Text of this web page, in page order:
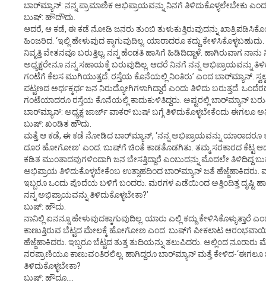
ಬಾರ್‌ಮ್ಯಾನ್: ನನ್ನ ಪ್ರಾಮಾಣಿಕ ಅಭಿಪ್ರಾಯವನ್ನು ನಿನಗೆ ತಿಳಿದುಕೊಳ್ಳಲೇಬೇಕು
ಬುಷ್: ಹೌದೌದು.
ಆದರೆ, ಆ ಕಡೆ, ಈ ಕಡೆ ನೋಡಿ ಜನರು ತುಂಬಿ ತುಳುಕುತ್ತಿರುವುದನ್ನು
ಹಿಂಜರಿದ. ‘ಇಲ್ಲಿ ಹೇಳುವುದ ಕ್ಕಾಗುವುದಿಲ್ಲ. ಯಾರಾದರೂ ಕದ್ದು
ನಿವೃತ್ತಿ ವೇತನವೂ ಬರುತ್ತಿಲ್ಲ, ನನ್ನ ಹೆಂಡತಿ ಹಾಸಿಗೆ ಹಿಡಿದಿದ್ದಾಳೆ. ಹಾಗಿರುವಾಗ
ಅಧ್ಯಕ್ಷರೇನೂ ನನ್ನ ಸಹಾಯಕ್ಕೆ ಬರುವುದಿಲ್ಲ. ಆದರೆ ನಿನಗೆ ನನ್ನ ಅಭಿಪ್ರಾಯವನ್ನು
ಗಂಟೆಗೆ ಕೆಲಸ ಮುಗಿಯುತ್ತದೆ. ರಸ್ತೆಯ ಕೊನೆಯಲ್ಲಿ ನಿಂತಿರು’ ಎಂದ ಬಾರ್‌ಮ್ಯಾನ್.
ಪಟ್ಟಣದ ಅರ್ಧಕ್ಕರ್ಧ ಜನ ನಿರುದ್ಯೋಗಿಗಳಾಗಿದ್ದಾರೆ ಎಂದು ತಿಳಿದು ಬರುತ್ತದೆ.
ಗಂಟೆಯಾದರೂ ರಸ್ತೆಯ ಕೊನೆಯಲ್ಲಿ ಕಾದುಕುಳಿತಿದ್ದರು. ಅಷ್ಟರಲ್ಲಿ ಬಾರ್‌ಮ್ಯಾನ್
ಬಾರ್‌ಮ್ಯಾನ್: ಅಧ್ಯಕ್ಷ ಜಾರ್ಜ್ ವಾಕರ್ ಬುಷ್ ಬಗ್ಗೆ ತಿಳಿದುಕೊಳ್ಳಬೇಕೆಂದು ಈಗಲೂ
ಬುಷ್: ಖಂಡಿತ ಹೌದು.
ಮತ್ತೆ ಆ ಕಡೆ, ಈ ಕಡೆ ನೋಡಿದ ಬಾರ್‌ಮ್ಯಾನ್, ‘ನನ್ನ ಅಭಿಪ್ರಾಯವನ್ನು ಯಾರಾದರೂ
ದೂರ ಹೋಗೋಣ’ ಎಂದ. ಬುಷ್‌ಗೆ ಚಿಂತೆ ಕಾಡತೊಡಗಿತು. ತಮ್ಮ ಸರಕಾರದ ಕೆಟ್ಟ
ಕಡಿತ ಮುಂತಾದವುಗಳಿಂದಾಗಿ ಜನ ಬೇಸತ್ತಿದ್ದಾರೆ ಎಂಬುದನ್ನು ಮೊದಲೇ ತಿಳಿದಿದ್ದ
ಅಭಿಪ್ರಾಯ ತಿಳಿದುಕೊಳ್ಳಬೇಕೆಂಬ ಉತ್ಸಾಹದಿಂದ ಬಾರ್‌ಮ್ಯಾನ್ ಜತೆ
ಇಬ್ಬರೂ ಒಂದು ಪೊದೆಯ ಬಳಿಗೆ ಬಂದರು. ಮರಗಳ ಎಡೆಯಿಂದ ಅತ್ತಿಂದಿತ್ತ ದೃಷ್ಟಿ
ನನ್ನ ಅಭಿಪ್ರಾಯವನ್ನು ತಿಳಿದುಕೊಳ್ಳಬೇಕಾ?’
ಬುಷ್: ಹೌದು.
ನಾನಿಲ್ಲಿ ಏನನ್ನೂ ಹೇಳುವುದಕ್ಕಾಗುವುದಿಲ್ಲ. ಯಾರು ಎಲ್ಲಿ ಕದ್ದು
ಕಾಣುತ್ತಿರುವ ಬೆಟ್ಟದ ಮೇಲಕ್ಕೆ ಹೋಗೋಣ ಎಂದ. ಬುಷ್‌ಗೆ ಪೀಕಲಾಟ
ಹೆಜ್ಜೆಹಾಕಿದರು. ಇಬ್ಬರೂ ಬೆಟ್ಟದ ತುತ್ತ ತುದಿಯನ್ನು ತಲುಪಿದರು. ಅಲ್ಲಿಂದ
ನರಪ್ರಾಣಿಯೂ ಕಾಣುವಂತಿರಲಿಲ್ಲ. ಹಾಗಿದ್ದರೂ ಬಾರ್‌ಮ್ಯಾನ್ ಮತ್ತೆ ಕೇಳಿದ-‘ಈಗಲೂ
ತಿಳಿದುಕೊಳ್ಳಬೇಕಾ?
ಬುಷ್: ಹೌದೂ….